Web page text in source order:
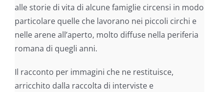
alle storie di vita di alcune famiglie circensi in modo
particolare quelle che lavorano nei piccoli circhi e
nelle arene all’aperto, molto diffuse nella periferia
romana di quegli anni.
Il racconto per immagini che ne restituisce,
arricchito dalla raccolta di interviste e